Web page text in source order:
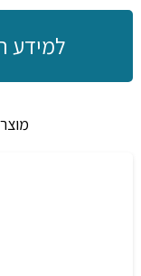
למידע